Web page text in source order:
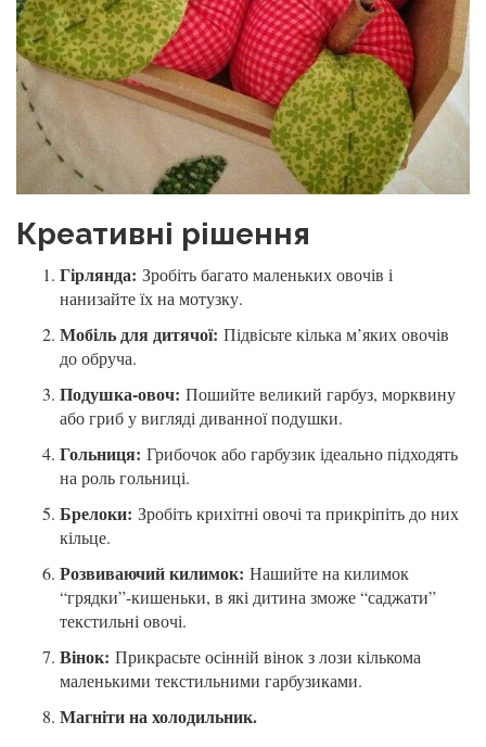
Креативні рішення
Гірлянда: Зробіть багато маленьких овочів і
нанизайте їх на мотузку.
Мобіль для дитячої: Підвісьте кілька м’яких овочів
до обруча.
Подушка-овоч: Пошийте великий гарбуз, морквину
або гриб у вигляді диванної подушки.
Гольниця: Грибочок або гарбузик ідеально підходять
на роль гольниці.
Брелоки: Зробіть крихітні овочі та прикріпіть до них
кільце.
Розвиваючий килимок: Нашийте на килимок
“грядки”-кишеньки, в які дитина зможе “саджати”
текстильні овочі.
Вінок: Прикрасьте осінній вінок з лози кількома
маленькими текстильними гарбузиками.
Магніти на холодильник.